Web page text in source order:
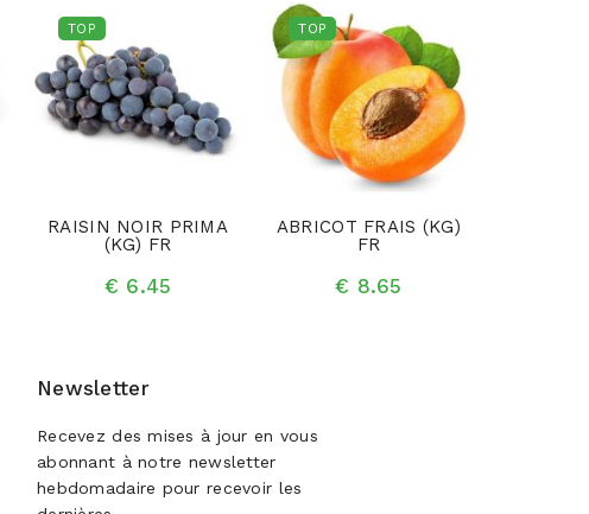
TOP
RAISIN NOIR PRIMA
(KG) FR
€ 6.45
TOP
ABRICOT FRAIS (KG)
FR
€ 8.65
Newsletter
Recevez des mises à jour en vous
abonnant à notre newsletter
hebdomadaire pour recevoir les